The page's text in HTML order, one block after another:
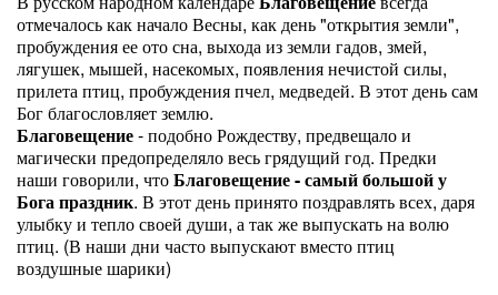
отмечалось как начало Весны, как день "открытия земли",
пробуждения ее ото сна, выхода из земли гадов, змей,
лягушек, мышей, насекомых, появления нечистой силы,
прилета птиц, пробуждения пчел, медведей. В этот день сам
Бог благословляет землю.
Благовещение- подобно Рождеству, предвещало и
магически предопределяло весь грядущий год. Предки
наши говорили, чтоБлаговещение - самый большой у
Бога праздник. В этот день принято поздравлять всех, даря
улыбку и тепло своей души, а так же выпускать на волю
птиц. (В наши дни часто выпускают вместо птиц
воздушные шарики)